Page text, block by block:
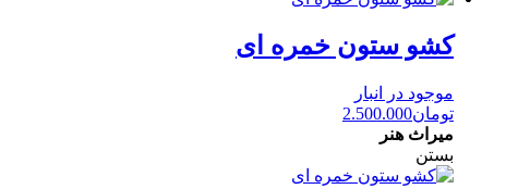
کشو ستون خمره ای
موجود در انبار
تومان2.500.000
میراث هنر
بستن